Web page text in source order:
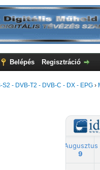
Belépés Regisztráció
S2 - DVB-T2 - DVB-C - DX - EPG ›